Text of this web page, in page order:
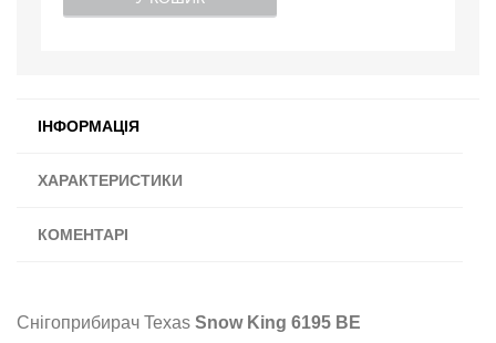
ІНФОРМАЦІЯ
ХАРАКТЕРИСТИКИ
КОМЕНТАРІ
Снігоприбирач Texas Snow King 6195 BE